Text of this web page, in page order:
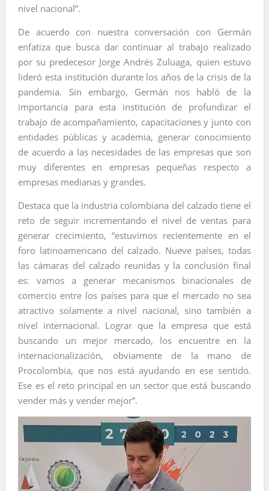
nivel nacional”.
De acuerdo con nuestra conversación con Germán
enfatiza que busca dar continuar al trabajo realizado
por su predecesor Jorge Andrés Zuluaga, quien estuvo
lideró esta institución durante los años de la crisis de la
pandemia. Sin embargo, Germán nos habló de la
importancia para esta institución de profundizar el
trabajo de acompañamiento, capacitaciones y junto con
entidades públicas y academia, generar conocimiento
de acuerdo a las necesidades de las empresas que son
muy diferentes en empresas pequeñas respecto a
empresas medianas y grandes.
Destaca que la industria colombiana del calzado tiene el
reto de seguir incrementando el nivel de ventas para
generar crecimiento, “estuvimos recientemente en el
foro latinoamericano del calzado. Nueve países, todas
las cámaras del calzado reunidas y la conclusión final
es: vamos a generar mecanismos binacionales de
comercio entre los países para que el mercado no sea
atractivo solamente a nivel nacional, sino también a
nivel internacional. Lograr que la empresa que está
buscando un mejor mercado, los encuentre en la
internacionalización, obviamente de la mano de
Procolombia, que nos está ayudando en ese sentido.
Ese es el reto principal en un sector que está buscando
vender más y vender mejor”.